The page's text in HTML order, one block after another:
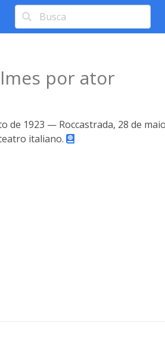
por ator
de 1923 — Roccastrada, 28 de
italiano.